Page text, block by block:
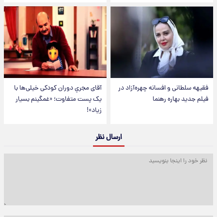
فقیهه سلطانی و افسانه چهره‌آزاد در
فیلم جدید بهاره رهنما
آقای مجریِ دوران کودکی خیلی‌ها با
یک پست متفاوت؛ «غمگینم بسیار
زیاد»!
ارسال نظر